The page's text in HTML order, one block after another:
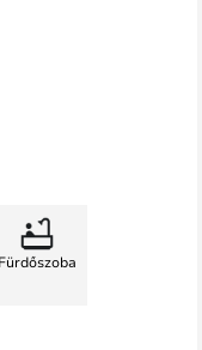
Fürdőszoba